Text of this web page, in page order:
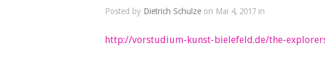
Posted by Dietrich Schulze on Mai 4, 2017 in
http://vorstudium-kunst-bielefeld.de/the-